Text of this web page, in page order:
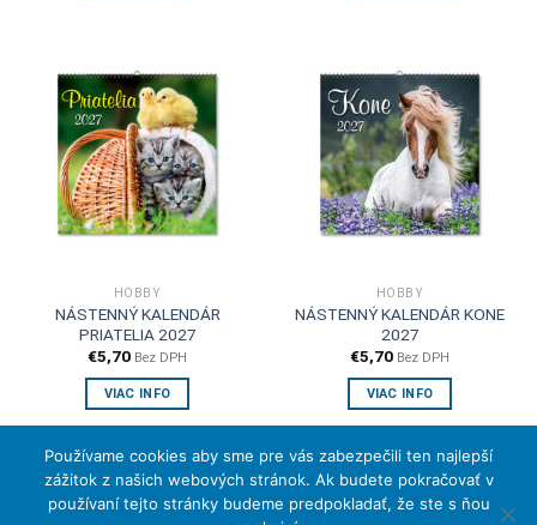
HOBBY
NÁSTENNÝ KALENDÁR
PRIATELIA 2027
€5,70 Bez DPH
VIAC INFO
HOBBY
NÁSTENNÝ KALENDÁR KONE
2027
€5,70 Bez DPH
VIAC INFO
1 2
Používame cookies aby sme pre vás zabezpečili ten najlepší
zážitok z našich webových stránok. Ak budete pokračovať v
používaní tejto stránky budeme predpokladať, že ste s ňou